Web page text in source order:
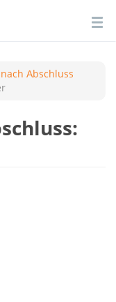
Аbschluss